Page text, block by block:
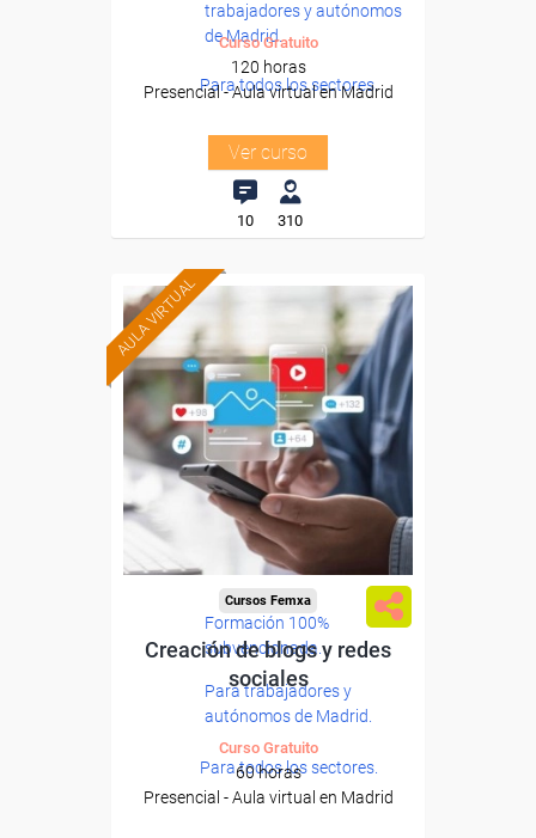
trabajadores y autónomos
de Madrid.
Para todos los sectores.
Curso Gratuito
120 horas
Presencial - Aula virtual en Madrid
Ver curso
10 310
AULA VIRTUAL
Formación 100%
subvencionada.
Para trabajadores y
autónomos de Madrid.
Para todos los sectores.
Cursos Femxa
Creación de blogs y redes
sociales
Curso Gratuito
60 horas
Presencial - Aula virtual en Madrid